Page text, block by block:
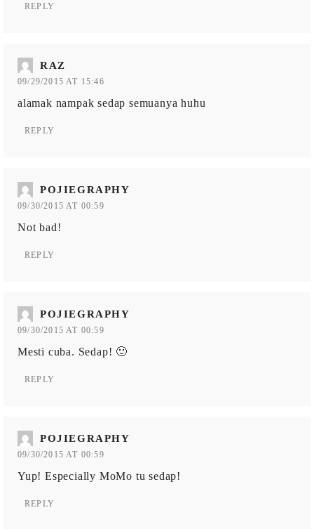
REPLY
RAZ
09/29/2015 AT 15:46
alamak nampak sedap semuanya huhu
REPLY
POJIEGRAPHY
09/30/2015 AT 00:59
Not bad!
REPLY
POJIEGRAPHY
09/30/2015 AT 00:59
Mesti cuba. Sedap! 🙂
REPLY
POJIEGRAPHY
09/30/2015 AT 00:59
Yup! Especially MoMo tu sedap!
REPLY